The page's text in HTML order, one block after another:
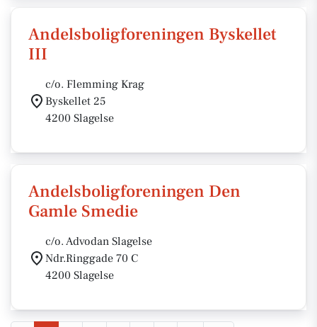
Andelsboligforeningen Byskellet
III
c/o. Flemming Krag
Byskellet 25
4200 Slagelse
Andelsboligforeningen Den
Gamle Smedie
c/o. Advodan Slagelse
Ndr.Ringgade 70 C
4200 Slagelse